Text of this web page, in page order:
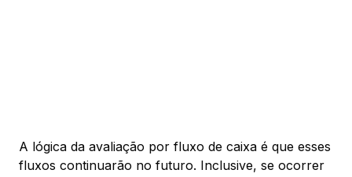
A lógica da avaliação por fluxo de caixa é que esses
fluxos continuarão no futuro. Inclusive, se ocorrer